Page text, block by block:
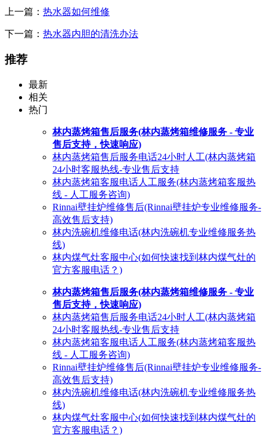
上一篇： 热水器如何维修
下一篇： 热水器内胆的清洗办法
推荐
最新
相关
热门
林内蒸烤箱售后服务(林内蒸烤箱维修服务 - 专业
售后支持，快速响应)
林内蒸烤箱售后服务电话24小时人工(林内蒸烤箱
24小时客服热线-专业售后支持
林内蒸烤箱客服电话人工服务(林内蒸烤箱客服热
线 - 人工服务咨询)
Rinnai壁挂炉维修售后(Rinnai壁挂炉专业维修服务-
高效售后支持)
林内洗碗机维修电话(林内洗碗机专业维修服务热
线)
林内煤气灶客服中心(如何快速找到林内煤气灶的
官方客服电话？)
林内蒸烤箱售后服务(林内蒸烤箱维修服务 - 专业
售后支持，快速响应)
林内蒸烤箱售后服务电话24小时人工(林内蒸烤箱
24小时客服热线-专业售后支持
林内蒸烤箱客服电话人工服务(林内蒸烤箱客服热
线 - 人工服务咨询)
Rinnai壁挂炉维修售后(Rinnai壁挂炉专业维修服务-
高效售后支持)
林内洗碗机维修电话(林内洗碗机专业维修服务热
线)
林内煤气灶客服中心(如何快速找到林内煤气灶的
官方客服电话？)